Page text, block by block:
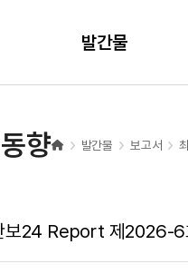
동 발간물
향 발간물 보고서
보24 Report 제2026-6